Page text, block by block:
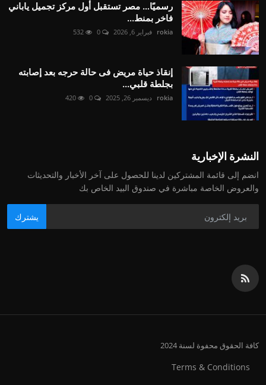
رسميًا… مصر تستقبل أول مركز تجميل ياباني
فاخر بمنط...
rokia فبراير 6, 2026
إنقاذ حياة مريض فى حالة حرجه بعد إصابته
بجلطة قلبي...
rokia ديسمبر 26, 2025
النشرة الإخبارية
انضم إلى قائمة المشتركين لدينا للحصول على آخر الأخبار والتحديثات
والعروض الخاصة مباشرة في صندوق البيد الخاص بك
يشترك
كافة الحقوق محفوة لسنة 2024
Terms & Conditions